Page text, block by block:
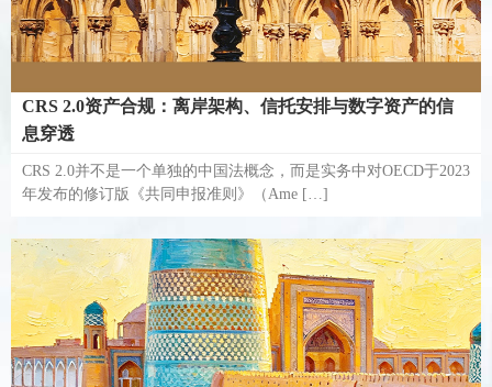
CRS 2.0资产合规：离岸架构、信托安排与数字资产的信
息穿透
CRS 2.0并不是一个单独的中国法概念，而是实务中对OECD于2023
年发布的修订版《共同申报准则》（Ame […]